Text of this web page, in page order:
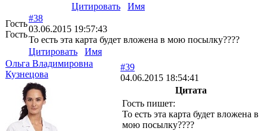
Цитировать
Имя
Гость
Гость
#38
03.06.2015 19:57:43
То есть эта карта будет вложена в мою посылку????
Цитировать
Имя
Ольга Владимировна
Кузнецова
#39
04.06.2015 18:54:41
Цитата
Гость пишет:
То есть эта карта будет вложена в
мою посылку????